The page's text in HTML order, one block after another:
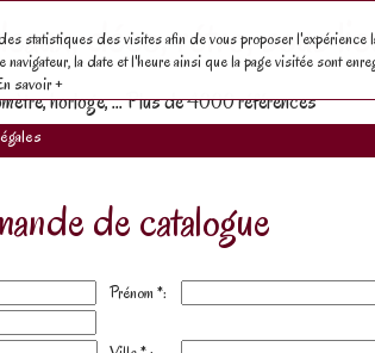
statistiques des visites afin de vous proposer l'expérience
la date et l'heure ainsi que la page visitée sont
savoir +
déco, rétro, sous
horloge, ... Plus de 4000 références
de catalogue
Prénom *: